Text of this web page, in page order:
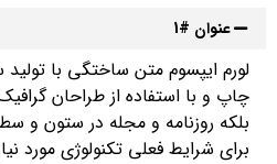
عنوان #1
لورم ایپسوم متن ساختگی با
چاپ و با استفاده از طراحان
بلکه روزنامه و مجله در ستون و
برای شرایط فعلی تکنولوژی مورد